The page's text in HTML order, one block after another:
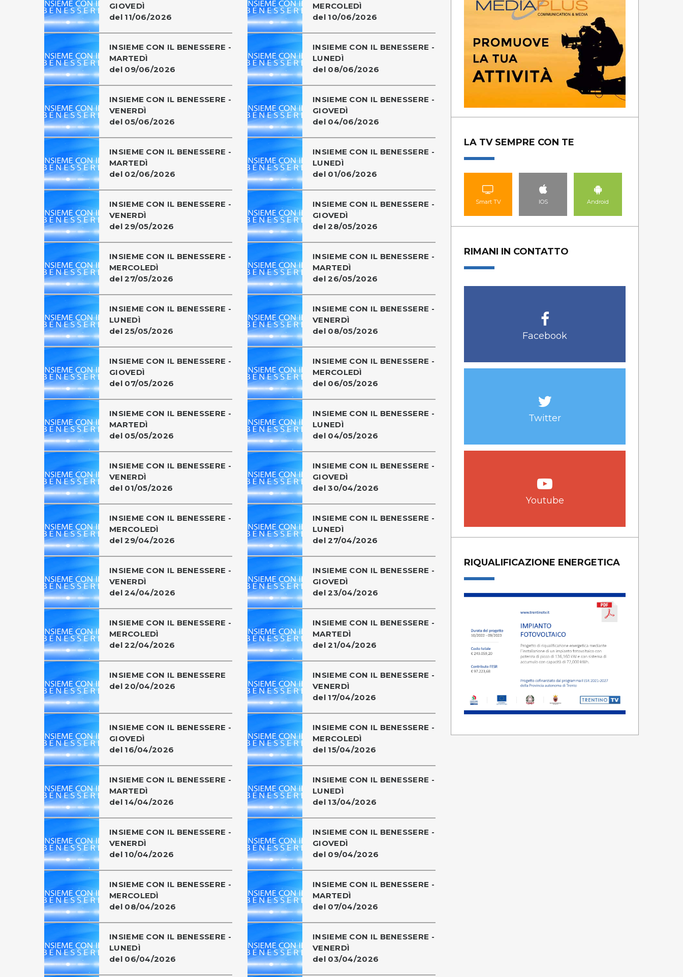
GIOVEDÌ
del 11/06/2026
MERCOLEDÌ
del 10/06/2026
INSIEME CON IL BENESSERE -
MARTEDÌ
del 09/06/2026
INSIEME CON IL BENESSERE -
LUNEDÌ
del 08/06/2026
INSIEME CON IL BENESSERE -
VENERDÌ
del 05/06/2026
INSIEME CON IL BENESSERE -
GIOVEDÌ
del 04/06/2026
INSIEME CON IL BENESSERE -
MARTEDÌ
del 02/06/2026
INSIEME CON IL BENESSERE -
LUNEDÌ
del 01/06/2026
INSIEME CON IL BENESSERE -
VENERDÌ
del 29/05/2026
INSIEME CON IL BENESSERE -
GIOVEDÌ
del 28/05/2026
INSIEME CON IL BENESSERE -
MERCOLEDÌ
del 27/05/2026
INSIEME CON IL BENESSERE -
MARTEDÌ
del 26/05/2026
INSIEME CON IL BENESSERE -
LUNEDÌ
del 25/05/2026
INSIEME CON IL BENESSERE -
VENERDÌ
del 08/05/2026
INSIEME CON IL BENESSERE -
GIOVEDÌ
del 07/05/2026
INSIEME CON IL BENESSERE -
MERCOLEDÌ
del 06/05/2026
INSIEME CON IL BENESSERE -
MARTEDÌ
del 05/05/2026
INSIEME CON IL BENESSERE -
LUNEDÌ
del 04/05/2026
INSIEME CON IL BENESSERE -
VENERDÌ
del 01/05/2026
INSIEME CON IL BENESSERE -
GIOVEDÌ
del 30/04/2026
INSIEME CON IL BENESSERE -
MERCOLEDÌ
del 29/04/2026
INSIEME CON IL BENESSERE -
LUNEDÌ
del 27/04/2026
INSIEME CON IL BENESSERE -
VENERDÌ
del 24/04/2026
INSIEME CON IL BENESSERE -
GIOVEDÌ
del 23/04/2026
INSIEME CON IL BENESSERE -
MERCOLEDÌ
del 22/04/2026
INSIEME CON IL BENESSERE -
MARTEDÌ
del 21/04/2026
INSIEME CON IL BENESSERE
del 20/04/2026
INSIEME CON IL BENESSERE -
VENERDÌ
del 17/04/2026
INSIEME CON IL BENESSERE -
GIOVEDÌ
del 16/04/2026
INSIEME CON IL BENESSERE -
MERCOLEDÌ
del 15/04/2026
INSIEME CON IL BENESSERE -
MARTEDÌ
del 14/04/2026
INSIEME CON IL BENESSERE -
LUNEDÌ
del 13/04/2026
INSIEME CON IL BENESSERE -
VENERDÌ
del 10/04/2026
INSIEME CON IL BENESSERE -
GIOVEDÌ
del 09/04/2026
INSIEME CON IL BENESSERE -
MERCOLEDÌ
del 08/04/2026
INSIEME CON IL BENESSERE -
MARTEDÌ
del 07/04/2026
INSIEME CON IL BENESSERE -
LUNEDÌ
del 06/04/2026
INSIEME CON IL BENESSERE -
VENERDÌ
del 03/04/2026
LA TV SEMPRE CON TE
Smart TV IOS Android
RIMANI IN CONTATTO
Facebook
Twitter
Youtube
RIQUALIFICAZIONE ENERGETICA